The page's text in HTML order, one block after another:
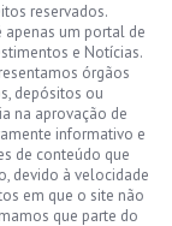
reservados.
apenas um portal de
e Notícias.
órgãos
depósitos ou
na aprovação de
informativo e
de conteúdo que
devido à velocidade
em que o site não
que parte do